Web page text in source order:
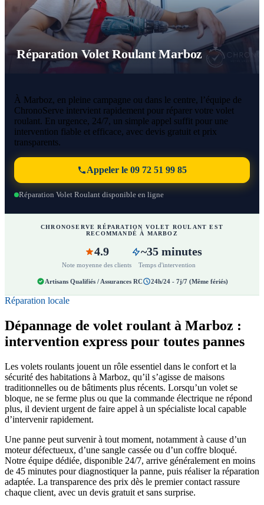
Réparation Volet Roulant Marboz
À Marboz, en pleine campagne ou dans le centre, l’équipe de
ChronoServe intervient rapidement pour réparer votre volet
roulant. En urgence, 24/7, un simple appel suffit pour une
intervention fiable et efficace, avec devis gratuit et prix
transparents.
Appeler le 09 72 51 99 85
Réparation Volet Roulant disponible en ligne
CHRONOSERVE RÉPARATION VOLET ROULANT EST
RECOMMANDÉ À MARBOZ
4.9
Note moyenne des clients
~35 minutes
Temps d'intervention
Artisans Qualifiés / Assurances RC 24h/24 - 7j/7 (Même fériés)
Réparation locale
Dépannage de volet roulant à Marboz :
intervention express pour toutes pannes
Les volets roulants jouent un rôle essentiel dans le confort et la
sécurité des habitations à Marboz, qu’il s’agisse de maisons
traditionnelles ou de bâtiments plus récents. Lorsqu’un volet se
bloque, ne se ferme plus ou que la commande électrique ne répond
plus, il devient urgent de faire appel à un spécialiste local capable
d’intervenir rapidement.
Une panne peut survenir à tout moment, notamment à cause d’un
moteur défectueux, d’une sangle cassée ou d’un coffre bloqué.
Notre équipe dédiée, disponible 24/7, arrive généralement en moins
de 45 minutes pour diagnostiquer la panne, puis réaliser la réparation
adaptée. La transparence des prix dès le premier contact rassure
chaque client, avec un devis gratuit et sans surprise.